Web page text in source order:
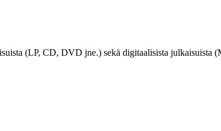
(LP, CD, DVD jne.) sekä digitaalisista